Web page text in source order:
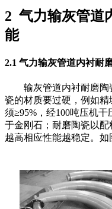
2 气力输灰管道
能
2.1 气力输灰管道内衬耐
输灰管道内衬耐磨陶
瓷的材质要过硬，例如
须≥95%，经100吨压机
于金刚石；耐磨陶瓷以配
越高相应性能越稳定。如